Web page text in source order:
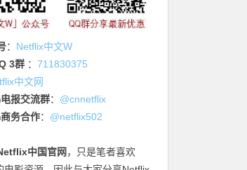
： Netflix中文W
3群 ： 711830375
中文网
报交流群： @cnnetflix
务合作： @netflix502
中国官网 ，只是笔者喜欢